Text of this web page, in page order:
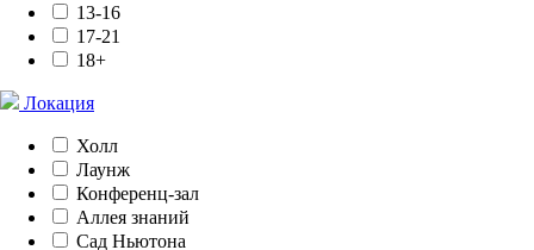
13-16
17-21
18+
Локация
Холл
Лаунж
Конференц-зал
Аллея знаний
Сад Ньютона